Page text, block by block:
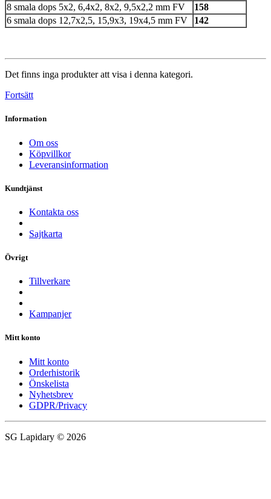
8 smala dops 5x2, 6,4x2, 8x2, 9,5x2,2 mm FV
158
6 smala dops 12,7x2,5, 15,9x3, 19x4,5 mm FV
142
Det finns inga produkter att visa i denna kategori.
Fortsätt
Information
Om oss
Köpvillkor
Leveransinformation
Kundtjänst
Kontakta oss
Sajtkarta
Övrigt
Tillverkare
Kampanjer
Mitt konto
Mitt konto
Orderhistorik
Önskelista
Nyhetsbrev
GDPR/Privacy
SG Lapidary © 2026